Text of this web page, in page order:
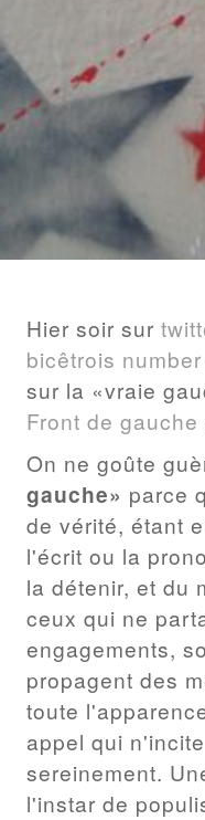
Hier soir sur
bicêtrois number
sur la «vraie
Front de gauche
On ne goûte
gauche» parce
de vérité, étant
l'écrit ou la
la détenir, et du
ceux qui ne
engagements,
propagent des
toute
appel qui
sereinement.
l'instar de